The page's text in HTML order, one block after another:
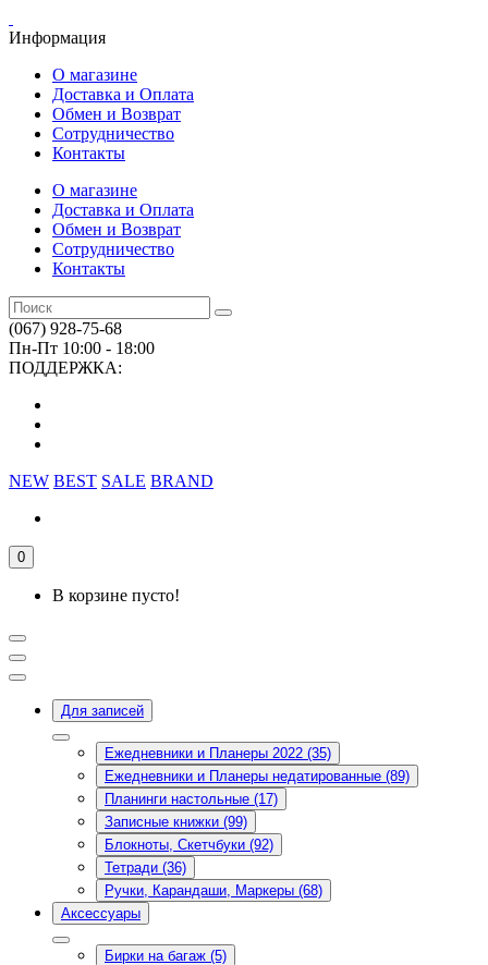
Информация
О магазине
Доставка и Оплата
Обмен и Возврат
Сотрудничество
Контакты
О магазине
Доставка и Оплата
Обмен и Возврат
Сотрудничество
Контакты
(067) 928-75-68
Пн-Пт 10:00 - 18:00
ПОДДЕРЖКА:
NEW BEST SALE BRAND
0
В корзине пусто!
Для записей
Ежедневники и Планеры 2022 (35)
Ежедневники и Планеры недатированные (89)
Планинги настольные (17)
Записные книжки (99)
Блокноты, Скетчбуки (92)
Тетради (36)
Ручки, Карандаши, Маркеры (68)
Аксессуары
Бирки на багаж (5)